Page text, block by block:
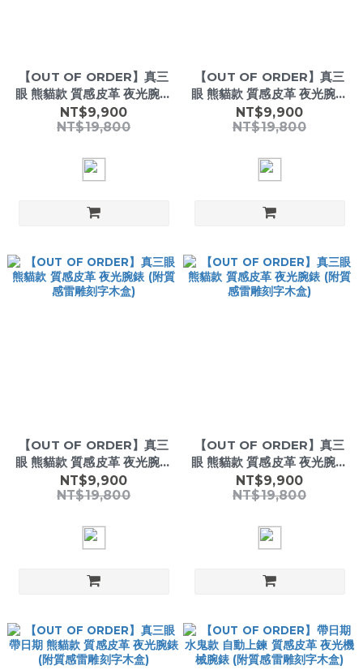
【OUT OF ORDER】真三
眼 熊貓款 質感皮革 夜光腕錶
(附質感雷雕刻字木盒)
NT$9,900
NT$19,800
【OUT OF ORDER】真三
眼 熊貓款 質感皮革 夜光腕錶
(附質感雷雕刻字木盒)
NT$9,900
NT$19,800
【OUT OF ORDER】真三
眼 熊貓款 質感皮革 夜光腕錶
(附質感雷雕刻字木盒)
NT$9,900
NT$19,800
【OUT OF ORDER】真三
眼 熊貓款 質感皮革 夜光腕錶
(附質感雷雕刻字木盒)
NT$9,900
NT$19,800